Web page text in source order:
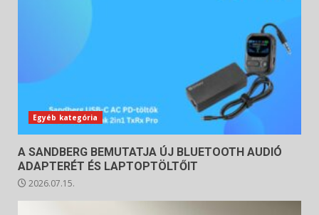
Egyéb kategória
A SANDBERG BEMUTATJA ÚJ BLUETOOTH AUDIÓ
ADAPTERÉT ÉS LAPTOPTÖLTŐIT
2026.07.15.